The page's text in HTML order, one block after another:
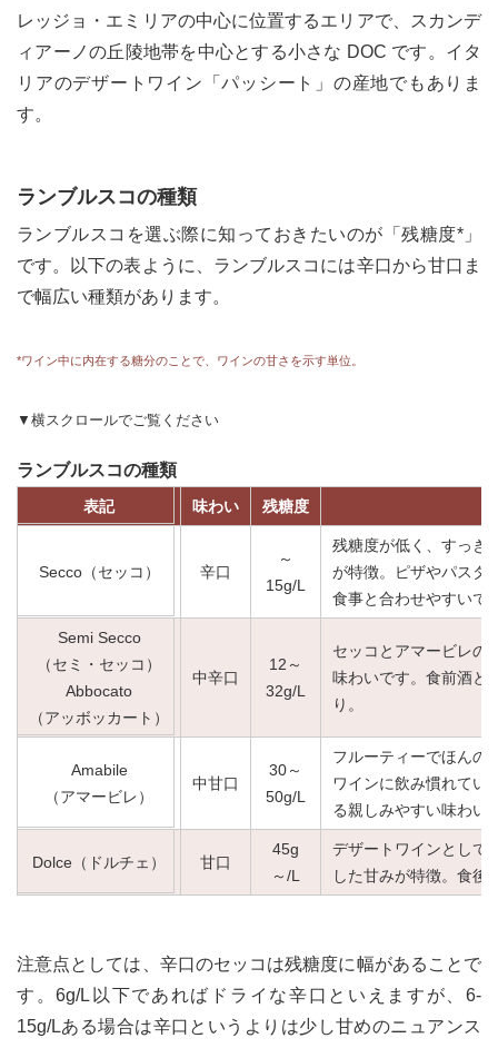
レッジョ・エミリアの中心に位置するエリアで、スカンデ
ィアーノの丘陵地帯を中心とする小さな DOC です。イタ
リアのデザートワイン「パッシート」の産地でもありま
す。
ランブルスコの種類
ランブルスコを選ぶ際に知っておきたいのが「残糖度*」
です。以下の表ように、ランブルスコには辛口から甘口ま
で幅広い種類があります。
*ワイン中に内在する糖分のことで、ワインの甘さを示す単位。
▼横スクロールでご覧ください
ランブルスコの種類
表記 味わい 残糖度
Secco（セッコ） 辛口
～
15g/L
残糖度が低く、すっき
が特徴。ピザやパスタ
食事と合わせやすいで
Semi Secco
（セミ・セッコ）
Abbocato
（アッボッカート）
中辛口
12～
32g/L
セッコとアマービレの
味わいです。食前酒と
り。
Amabile
（アマービレ）
中甘口
30～
50g/L
フルーティーでほんの
ワインに飲み慣れてい
る親しみやすい味わい
Dolce（ドルチェ） 甘口
45g
～/L
デザートワインとして
した甘みが特徴。食
注意点としては、辛口のセッコは残糖度に幅があることで
す。6g/L以下であればドライな辛口といえますが、6-
15g/Lある場合は辛口というよりは少し甘めのニュアンス